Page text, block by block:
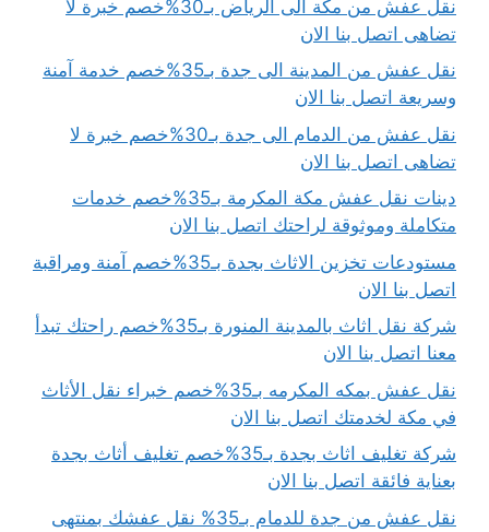
نقل عفش من مكة الى الرياض بـ30%خصم خبرة لا
تضاهى اتصل بنا الان
نقل عفش من المدينة الى جدة بـ35%خصم خدمة آمنة
وسريعة اتصل بنا الان
نقل عفش من الدمام الى جدة بـ30%خصم خبرة لا
تضاهى اتصل بنا الان
دينات نقل عفش مكة المكرمة بـ35%خصم خدمات
متكاملة وموثوقة لراحتك اتصل بنا الان
مستودعات تخزين الاثاث بجدة بـ35%خصم آمنة ومراقبة
اتصل بنا الان
شركة نقل اثاث بالمدينة المنورة بـ35%خصم راحتك تبدأ
معنا اتصل بنا الان
نقل عفش بمكه المكرمه بـ35%خصم خبراء نقل الأثاث
في مكة لخدمتك اتصل بنا الان
شركة تغليف اثاث بجدة بـ35%خصم تغليف أثاث بجدة
بعناية فائقة اتصل بنا الان
نقل عفش من جدة للدمام بـ35% نقل عفشك بمنتهى